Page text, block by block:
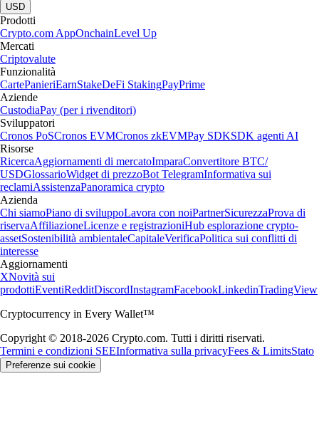
USD
Prodotti
Crypto.com AppOnchainLevel Up
Mercati
Criptovalute
Funzionalità
CartePanieriEarnStakeDeFi StakingPayPrime
Aziende
CustodiaPay (per i rivenditori)
Sviluppatori
Cronos PoSCronos EVMCronos zkEVMPay SDKSDK agenti AI
Risorse
RicercaAggiornamenti di mercatoImparaConvertitore BTC/
USDGlossarioWidget di prezzoBot TelegramInformativa sui
reclamiAssistenzaPanoramica crypto
Azienda
Chi siamoPiano di sviluppoLavora con noiPartnerSicurezzaProva di
riservaAffiliazioneLicenze e registrazioniHub esplorazione crypto-
assetSostenibilità ambientaleCapitaleVerificaPolitica sui conflitti di
interesse
Aggiornamenti
XNovità sui
prodottiEventiRedditDiscordInstagramFacebookLinkedinTradingView
Cryptocurrency in Every Wallet™
Copyright © 2018-2026 Crypto.com. Tutti i diritti riservati.
Termini e condizioni SEEInformativa sulla privacyFees & LimitsStato
Preferenze sui cookie